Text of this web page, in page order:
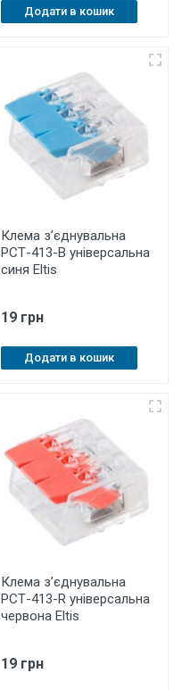
Додати в кошик
Клема з’єднувальна
РСТ-413-B універсальна
синя Eltis
19 грн
Додати в кошик
Клема з’єднувальна
РСТ-413-R універсальна
червона Eltis
19 грн